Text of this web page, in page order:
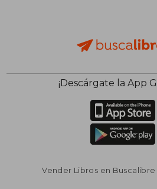
¡Descárgate la App
Vender Libros en Buscalibre